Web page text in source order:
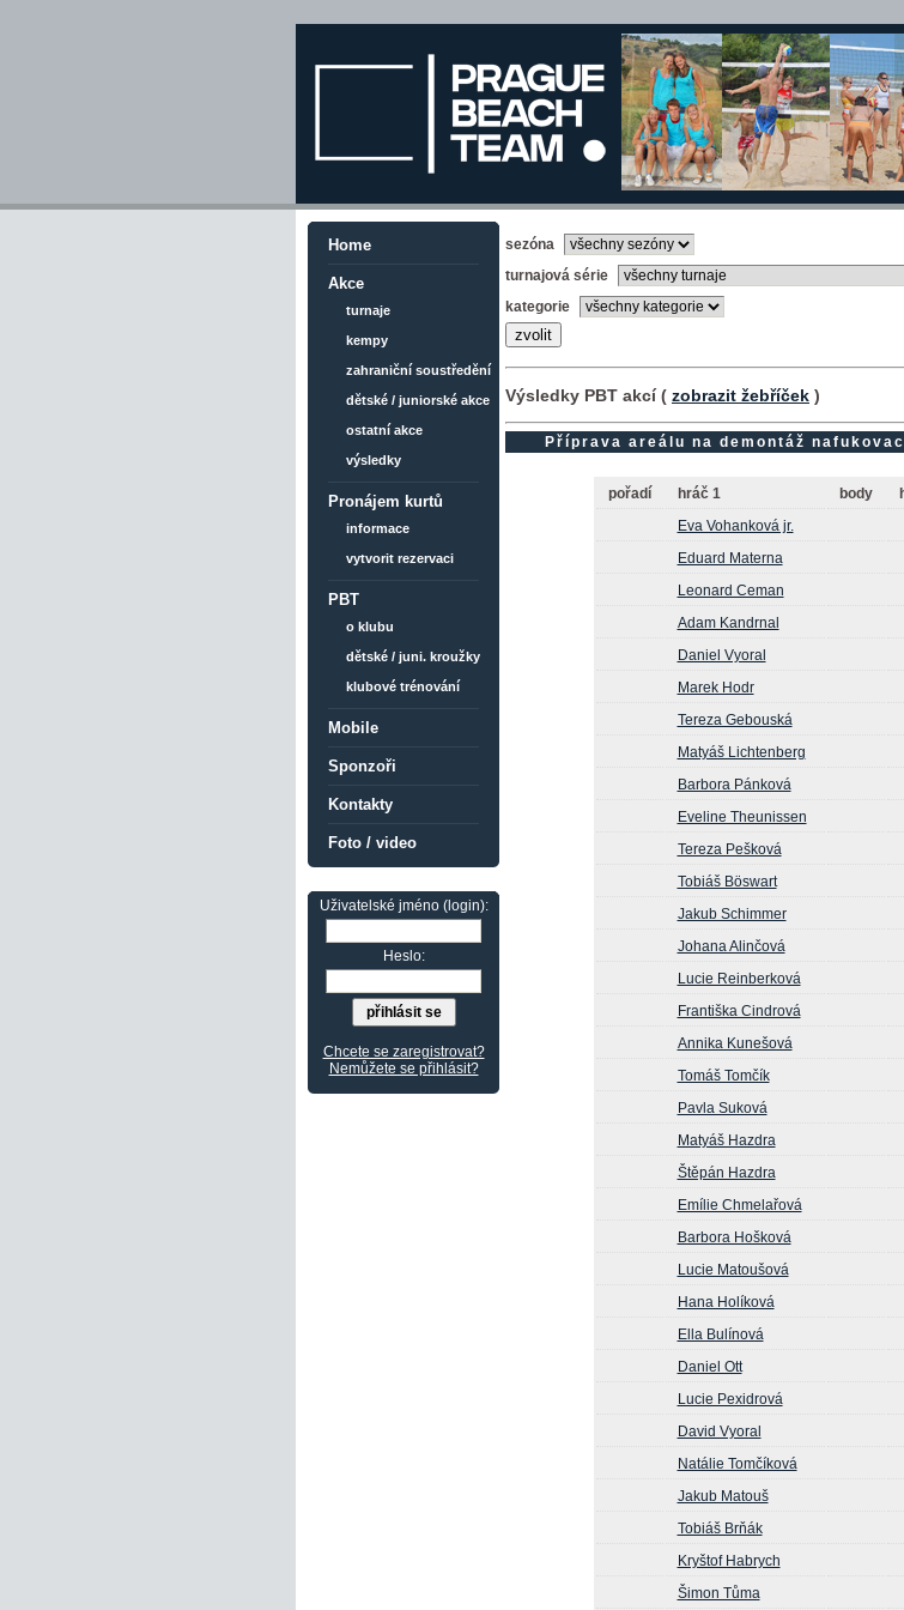
Home
Akce
turnaje
kempy
zahraniční soustředění
dětské / juniorské akce
ostatní akce
výsledky
Pronájem kurtů
informace
vytvorit rezervaci
PBT
o klubu
dětské / juni. kroužky
klubové trénování
Mobile
Sponzoři
Kontakty
Foto / video
Uživatelské jméno (login):
Heslo:
Chcete se zaregistrovat?
Nemůžete se přihlásit?
sezóna
turnajová série
kategorie
Výsledky PBT akcí ( zobrazit žebříček )
Příprava areálu na demontáž
pořadí hráč 1 body
Eva Vohanková jr.
Eduard Materna
Leonard Ceman
Adam Kandrnal
Daniel Vyoral
Marek Hodr
Tereza Gebouská
Matyáš Lichtenberg
Barbora Pánková
Eveline Theunissen
Tereza Pešková
Tobiáš Böswart
Jakub Schimmer
Johana Alinčová
Lucie Reinberková
Františka Cindrová
Annika Kunešová
Tomáš Tomčík
Pavla Suková
Matyáš Hazdra
Štěpán Hazdra
Emílie Chmelařová
Barbora Hošková
Lucie Matoušová
Hana Holíková
Ella Bulínová
Daniel Ott
Lucie Pexidrová
David Vyoral
Natálie Tomčíková
Jakub Matouš
Tobiáš Brňák
Kryštof Habrych
Šimon Tůma